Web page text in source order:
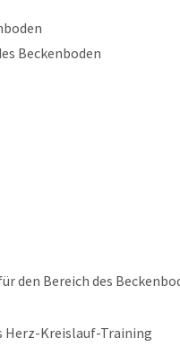
Beckenboden
den Bereich des
Herz-Kreislauf-Training